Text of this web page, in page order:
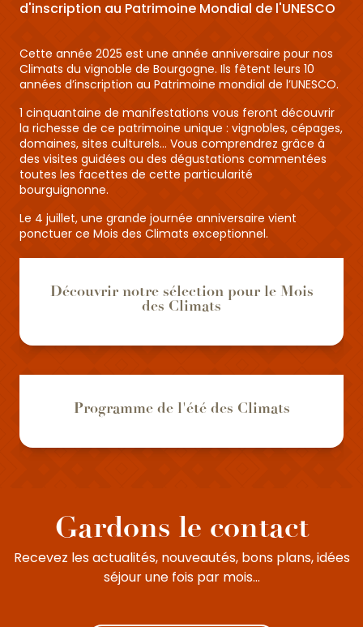
d'inscription au Patrimoine Mondial de l'UNESCO
Cette année 2025 est une année anniversaire pour nos
Climats du vignoble de Bourgogne. Ils fêtent leurs 10
années d’inscription au Patrimoine mondial de l’UNESCO.
1 cinquantaine de manifestations vous feront découvrir
la richesse de ce patrimoine unique : vignobles, cépages,
domaines, sites culturels… Vous comprendrez grâce à
des visites guidées ou des dégustations commentées
toutes les facettes de cette particularité
bourguignonne.
Le 4 juillet, une grande journée anniversaire vient
ponctuer ce Mois des Climats exceptionnel.
Découvrir notre sélection pour le Mois
des Climats
Programme de l'été des Climats
Gardons le contact
Recevez les actualités, nouveautés, bons plans, idées
séjour une fois par mois...